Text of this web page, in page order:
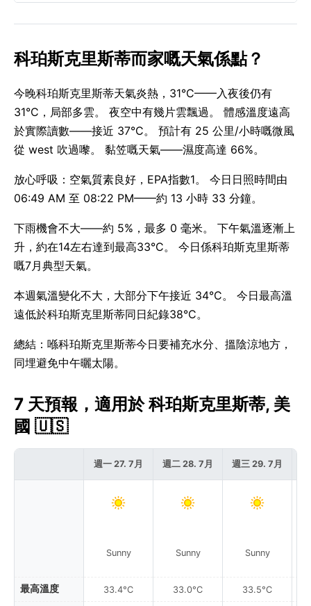
科珀斯克里斯蒂而家嘅天氣係點？
今晚科珀斯克里斯蒂天氣炎熱，31°C——入夜後仍有
31°C，局部多雲。 夜空中有幾片雲飄過。 體感溫度遠高
於實際讀數——接近 37°C。 預計有 25 公里/小時嘅微風
從 west 吹過嚟。 黏笠嘅天氣——濕度高達 66%。
放心呼吸：空氣質素良好，EPA指數1。 今日日照時間由
06:49 AM 至 08:22 PM——約 13 小時 33 分鐘。
下雨機會不大——約 5%，最多 0 毫米。 下午氣溫逐漸上
升，約在14左右達到最高33°C。 今日係科珀斯克里斯蒂
嘅7月典型天氣。
本週氣溫變化不大，大部分下午接近 34°C。 今日最高溫
遠低於科珀斯克里斯蒂同日紀錄38°C。
總結：喺科珀斯克里斯蒂今日要補充水分、搵陰涼地方，
同埋避免中午曬太陽。
7 天預報，適用於 科珀斯克里斯蒂, 美
國 🇺🇸
最高溫度
週一 27. 7月
Sunny
33.4°C
週二 28. 7月
Sunny
33.0°C
週三 29. 7月
Sunny
33.5°C